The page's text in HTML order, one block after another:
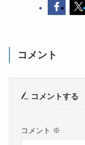
コメント
コメントする
コメント ※